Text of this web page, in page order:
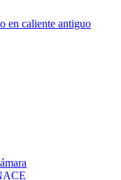
en caliente antiguo